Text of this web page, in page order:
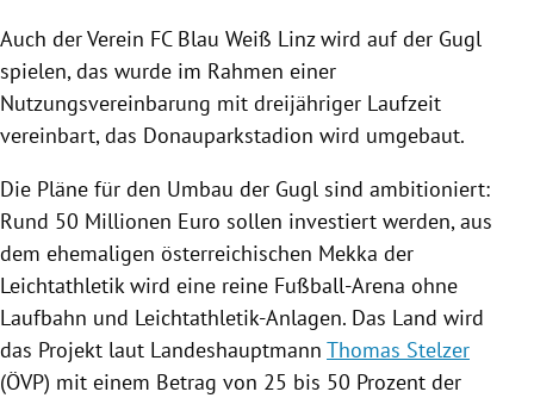
Auch der Verein FC Blau Weiß Linzwird auf der Gugl
spielen, das wurde im Rahmen einer
Nutzungsvereinbarung mit dreijähriger Laufzeit
vereinbart, das Donauparkstadion wird umgebaut.
Die Pläne für den Umbau der Gugl sind ambitioniert:
Rund 50 Millionen Euro sollen investiert werden, aus
dem ehemaligen österreichischen Mekka der
Leichtathletik wird eine reine Fußball-Arena ohne
Laufbahn und Leichtathletik-Anlagen. Das Land wird
das Projekt laut Landeshauptmann Thomas Stelzer
(ÖVP) mit einem Betrag von 25 bis 50 Prozent der